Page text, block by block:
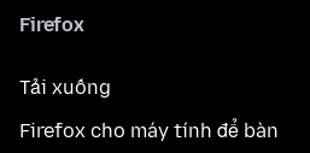
Firefox
Tải xuống
Firefox cho máy tính để bàn